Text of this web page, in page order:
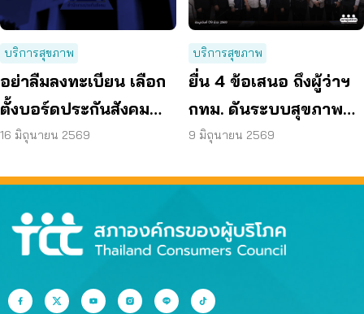
บริการสุขภาพ
อย่าลืมลงทะเบียน เลือก
ตั้งบอร์ดประกันสังคม
ก่อน 15 ก.ค. แล้วเตรียม
16 มิถุนายน 2569
บริการสุขภาพ
ยื่น 4 ข้อเสนอ ถึงผู้ว่าฯ
กทม. ดันระบบสุขภาพ
คนกรุงไร้รอยต่อ
9 มิถุนายน 2569